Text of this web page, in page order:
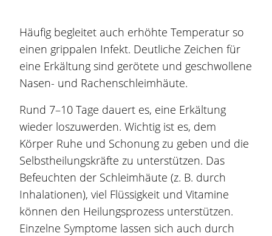
Häufig begleitet auch erhöhte Temperatur so
einen grippalen Infekt. Deutliche Zeichen für
eine Erkältung sind gerötete und geschwollene
Nasen- und Rachenschleimhäute.
Rund 7–10 Tage dauert es, eine Erkältung
wieder loszuwerden. Wichtig ist es, dem
Körper Ruhe und Schonung zu geben und die
Selbstheilungskräfte zu unterstützen. Das
Befeuchten der Schleimhäute (z. B. durch
Inhalationen), viel Flüssigkeit und Vitamine
können den Heilungsprozess unterstützen.
Einzelne Symptome lassen sich auch durch